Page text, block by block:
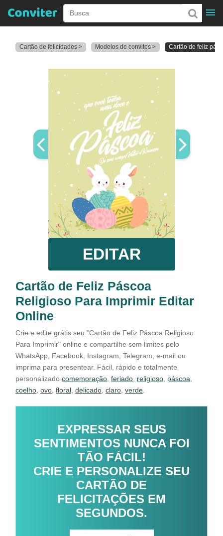
Cartão de felicidades > Modelos de convites > Cartão de feliz
EDITAR
Cartão de Feliz Páscoa
Religioso Para Imprimir Editar
Online
Crie e edite grátis seu "Cartão de Feliz Páscoa Religioso
Para Imprimir" online e compartilhe sem limites pelo
WhatsApp, Facebook, Instagram, Telegram, e-mail ou
imprima para presentear. Fácil, rápido e totalmente
personalizado comemoração feriado religioso páscoa
coelho ovo floral delicado claro verde
EXPRESSAR SEUS
SENTIMENTOS NUNCA FOI
TÃO FÁCIL!
CRIE E PERSONALIZE SEU
CARTÃO DE
FELICITAÇÕES EM
SEGUNDOS.